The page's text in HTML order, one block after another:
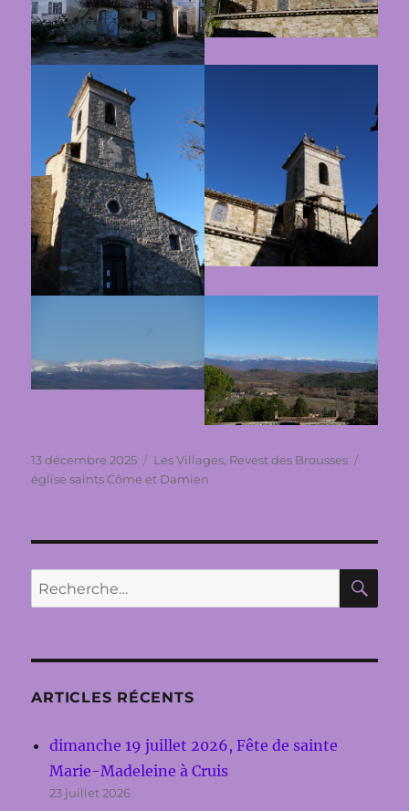
Publié
le
13 décembre 2025 Catégories
Les Villages, Revest des Brousses
église saints Côme et Damien
Recherche
pour :
ARTICLES RÉCENTS
dimanche 19 juillet 2026, Fête de sainte
Marie-Madeleine à Cruis
23 juillet 2026